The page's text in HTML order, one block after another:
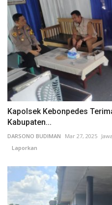
Kapolsek Kebonpedes
Kabupaten...
DARSONO BUDIMAN Mar 27, 2025
Laporkan